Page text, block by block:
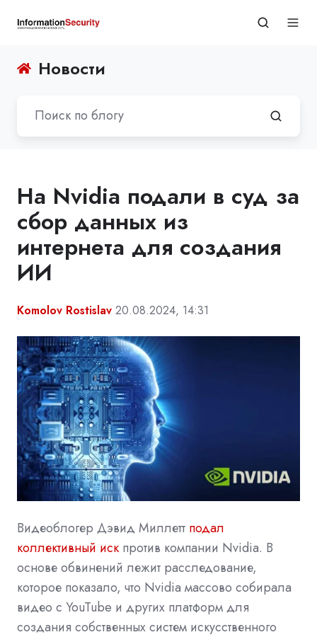
Новости
На Nvidia подали в суд за
сбор данных из
интернета для создания
ИИ
Komolov Rostislav 20.08.2024, 14:31
Видеоблогер Дэвид Миллетт подал
коллективный иск против компании Nvidia. В
основе обвинений лежит расследование,
которое показало, что Nvidia массово собирала
видео с YouTube и других платформдля
создания собственных систем искусственного